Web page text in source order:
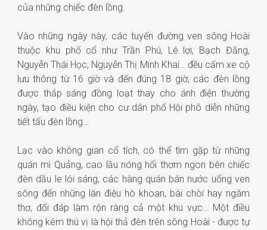
của những chiếc đèn lồng.
Vào những ngày này, các tuyến đường ven sông Hoài
thuộc khu phố cổ như Trần Phú, Lê lợi, Bạch Đằng,
Nguyễn Thái Học, Nguyễn Thị Minh Khai… đều cấm xe cộ
lưu thông từ 16 giờ và đến đúng 18 giờ, các đèn lồng
được thắp sáng đồng loạt thay cho ánh điện thường
ngày, tạo điều kiện cho cư dân phố Hội phô diễn những
tiết tấu đèn lồng…
Lạc vào không gian cổ tích, có thể tìm gặp từ những
quán mì Quảng, cao lầu nóng hổi thơm ngon bên chiếc
đèn dầu le lói sáng, các hàng quán bán nước uống ven
sông đến những làn điệu hò khoan, bài chòi hay ngâm
thơ, đối đáp làm rộn ràng cả một khu vực… Một điều
không kém thú vị là hội thả đèn trên sông Hoài - được tự